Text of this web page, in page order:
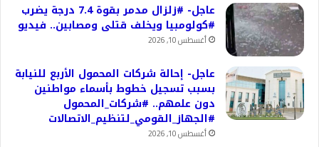
عاجل- #زلزال مدمر بقوة 7.4 درجة يضرب
#كولومبيا ويخلف قتلى ومصابين.. فيديو
أغسطس 10, 2026
عاجل- إحالة شركات المحمول الأربع للنيابة
بسبب تسجيل خطوط بأسماء مواطنين
دون علمهم.. #شركات_المحمول
#الجهاز_القومي_لتنظيم_الاتصالات
أغسطس 10, 2026